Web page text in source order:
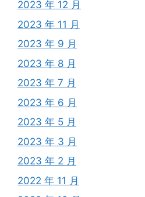
2023 年 12 月
2023 年 11 月
2023 年 9 月
2023 年 8 月
2023 年 7 月
2023 年 6 月
2023 年 5 月
2023 年 3 月
2023 年 2 月
2022 年 11 月